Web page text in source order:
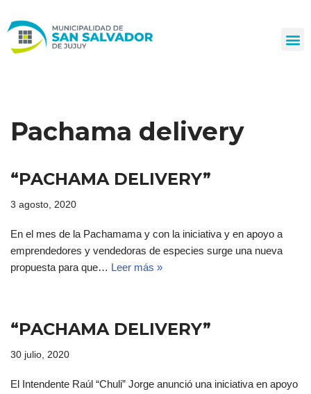
al
Pachama delivery
“PACHAMA DELIVERY”
3 agosto, 2020
En el mes de la Pachamama y con la iniciativa y en apoyo a
emprendedores y vendedoras de especies surge una nueva
propuesta para que… Leer más »
“PACHAMA DELIVERY”
30 julio, 2020
El Intendente Raúl “Chuli” Jorge anunció una iniciativa en apoyo